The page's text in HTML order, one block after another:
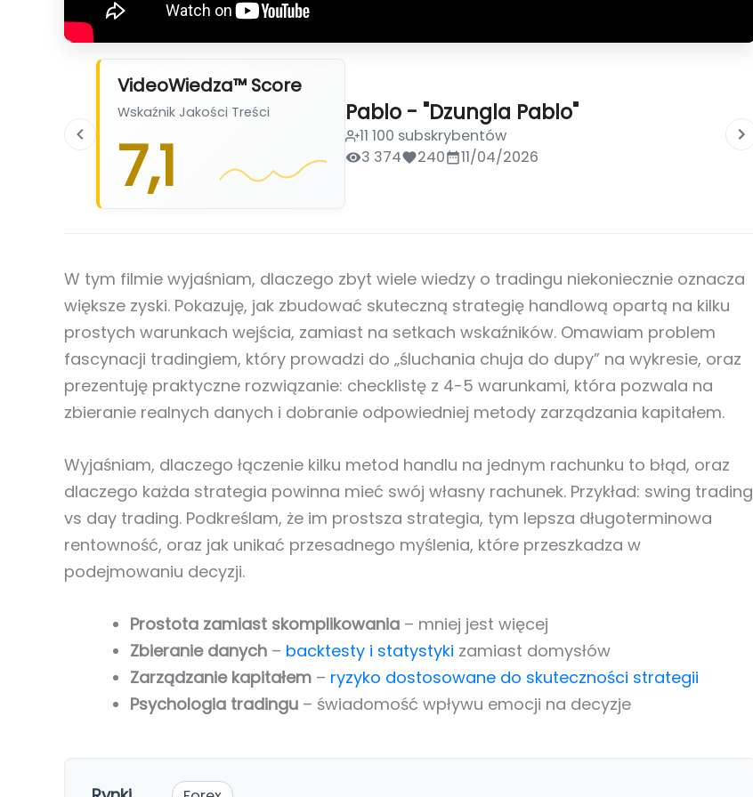
VideoWiedza™ Score
Wskaźnik Jakości Treści
7,1
Pablo - "Dzungla Pablo"
11 100 subskrybentów
3 374
240 11/04/2026
W tym filmie wyjaśniam, dlaczego zbyt wiele wiedzy o tradingu niekoniecznie oznacza
większe zyski. Pokazuję, jak zbudować skuteczną strategię handlową opartą na kilku
prostych warunkach wejścia, zamiast na setkach wskaźników. Omawiam problem
fascynacji tradingiem, który prowadzi do „śluchania chuja do dupy” na wykresie, oraz
prezentuję praktyczne rozwiązanie: checklistę z 4-5 warunkami, która pozwala na
zbieranie realnych danych i dobranie odpowiedniej metody zarządzania kapitałem.
Wyjaśniam, dlaczego łączenie kilku metod handlu na jednym rachunku to błąd, oraz
dlaczego każda strategia powinna mieć swój własny rachunek. Przykład: swing trading
vs day trading. Podkreślam, że im prostsza strategia, tym lepsza długoterminowa
rentowność, oraz jak unikać przesadnego myślenia, które przeszkadza w
podejmowaniu decyzji.
Prostota zamiast skomplikowania – mniej jest więcej
Zbieranie danych – backtesty i statystyki zamiast domysłów
Zarządzanie kapitałem – ryzyko dostosowane do skuteczności strategii
Psychologia tradingu – świadomość wpływu emocji na decyzje